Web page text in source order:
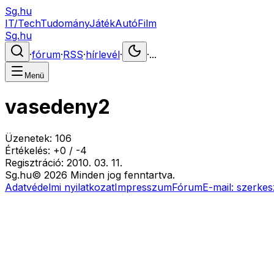
Sg.hu
IT/TechTudományJátékAutóFilm
Sg.hu
·fórum·RSS·hírlevél· ·...
Menü
vasedeny2
Üzenetek: 106
Értékelés: +0 / -4
Regisztráció: 2010. 03. 11.
Sg.hu© 2026 Minden jog fenntartva.
Adatvédelmi nyilatkozatImpresszumFórumE-mail: